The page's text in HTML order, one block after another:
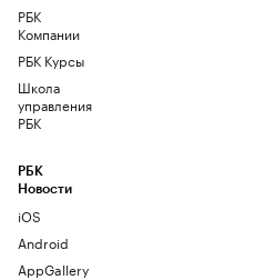
РБК
Компании
РБК Курсы
Школа
управления
РБК
РБК
Новости
iOS
Android
AppGallery